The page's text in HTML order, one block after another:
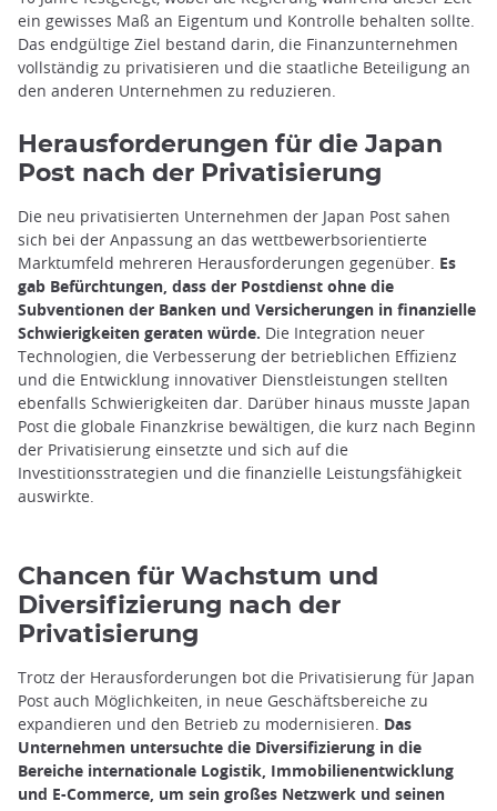
ein gewisses Maß an Eigentum und Kontrolle behalten sollte.
Das endgültige Ziel bestand darin, die Finanzunternehmen
vollständig zu privatisieren und die staatliche Beteiligung an
den anderen Unternehmen zu reduzieren.
Herausforderungen für die Japan
Post nach der Privatisierung
Die neu privatisierten Unternehmen der Japan Post sahen
sich bei der Anpassung an das wettbewerbsorientierte
Marktumfeld mehreren Herausforderungen gegenüber. Es
gab Befürchtungen, dass der Postdienst ohne die
Subventionen der Banken und Versicherungen in finanzielle
Schwierigkeiten geraten würde. Die Integration neuer
Technologien, die Verbesserung der betrieblichen Effizienz
und die Entwicklung innovativer Dienstleistungen stellten
ebenfalls Schwierigkeiten dar. Darüber hinaus musste Japan
Post die globale Finanzkrise bewältigen, die kurz nach Beginn
der Privatisierung einsetzte und sich auf die
Investitionsstrategien und die finanzielle Leistungsfähigkeit
auswirkte.
Chancen für Wachstum und
Diversifizierung nach der
Privatisierung
Trotz der Herausforderungen bot die Privatisierung für Japan
Post auch Möglichkeiten, in neue Geschäftsbereiche zu
expandieren und den Betrieb zu modernisieren. Das
Unternehmen untersuchte die Diversifizierung in die
Bereiche internationale Logistik, Immobilienentwicklung
und E-Commerce, um sein großes Netzwerk und seinen